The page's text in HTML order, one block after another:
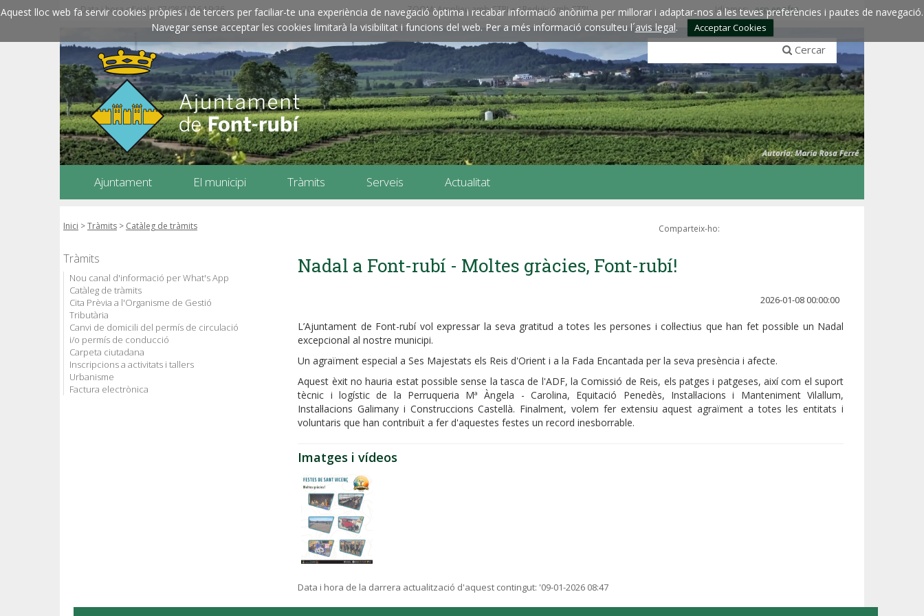
Aquest lloc web fa servir cookies pròpies i de tercers per faciliar-te una experiència de navegació òptima i recabar informació anònima per millorar i adaptar-nos a les teves preferències i pautes de navegació.
Navegar sense acceptar les cookies limitarà la visibilitat i funcions del web. Per a més informació consulteu l´avis legal. Acceptar Cookies
Data i hora oficials: 07/08/2026 19:36 ZOOM: Amplieu amb CTRL+ / Reduïu amb CTRL- Idiomes:esp engfra
Cercar
Ajuntament El municipi Tràmits Serveis Actualitat
Inici >Tràmits > Catàleg de tràmits Comparteix-ho:
Tràmits
Nou canal d'informació per What's App
Catàleg de tràmits
Cita Prèvia a l'Organisme de Gestió
Tributària
Canvi de domicili del permís de circulació
i/o permís de conducció
Carpeta ciutadana
Inscripcions a activitats i tallers
Urbanisme
Factura electrònica
Nadal a Font-rubí - Moltes gràcies, Font-rubí!
2026-01-08 00:00:00
L’Ajuntament de Font-rubí vol expressar la seva gratitud a totes les persones i col·lectius que han fet possible un Nadal
excepcional al nostre municipi.
Un agraïment especial a Ses Majestats els Reis d'Orient i a la Fada Encantada per la seva presència i afecte.
Aquest èxit no hauria estat possible sense la tasca de l'ADF, la Comissió de Reis, els patges i patgeses, així com el suport
tècnic i logístic de la Perruqueria Mª Àngela - Carolina, Equitació Penedès, Instal·lacions i Manteniment Vilallum,
Instal·lacions Galimany i Construccions Castellà. Finalment, volem fer extensiu aquest agraïment a totes les entitats i
voluntaris que han contribuït a fer d'aquestes festes un record inesborrable.
Imatges i vídeos
Data i hora de la darrera actualització d'aquest contingut: '09-01-2026 08:47